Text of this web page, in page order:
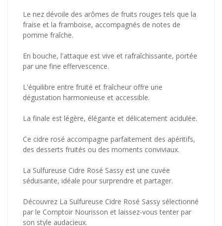
Le nez dévoile des arômes de fruits rouges tels que la
fraise et la framboise, accompagnés de notes de
pomme fraîche.
En bouche, l'attaque est vive et rafraîchissante, portée
par une fine effervescence.
L'équilibre entre fruité et fraîcheur offre une
dégustation harmonieuse et accessible.
La finale est légère, élégante et délicatement acidulée.
Ce cidre rosé accompagne parfaitement des apéritifs,
des desserts fruités ou des moments conviviaux.
La Sulfureuse Cidre Rosé Sassy est une cuvée
séduisante, idéale pour surprendre et partager.
Découvrez La Sulfureuse Cidre Rosé Sassy sélectionné
par le Comptoir Nourisson et laissez-vous tenter par
son style audacieux.